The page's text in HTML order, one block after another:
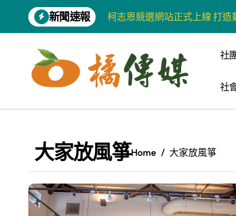
content
新聞速報
柯志恩競選網站正式上線 打
藍綠市長參選人對無人載具條
爭取原住民選票 柯志恩提原民
雅安 天府之肺裡的安逸密碼
高科大機電系與日本愛媛大學
《讀者》8月號新聞焦點 【錦
四川雅安 千年古剎雲峰寺
社
社
大家放風箏Home 大家放風箏